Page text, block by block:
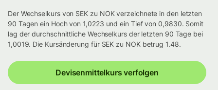
Der Wechselkurs von SEK zu NOK verzeichnete in den letzten
90 Tagen ein Hoch von 1,0223 und ein Tief von 0,9830. Somit
lag der durchschnittliche Wechselkurs der letzten 90 Tage bei
1,0019. Die Kursänderung für SEK zu NOK betrug 1.48.
Devisenmittelkurs verfolgen